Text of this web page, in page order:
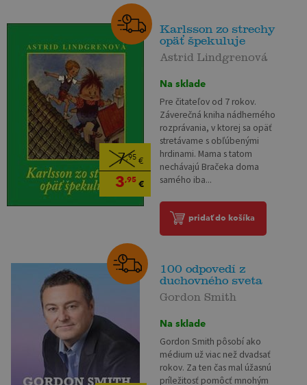
7,95€
3,95€
Karlsson zo strechy
opäť špekuluje
Astrid Lindgrenová
Na sklade
Pre čitateľov od 7 rokov.
Záverečná kniha nádherného
rozprávania, v ktorej sa opäť
stretávame s obľúbenými
hrdinami. Mama s tatom
nechávajú Bračeka doma
samého iba...
pridať do košíka
100 odpovedí z
duchovného sveta
Gordon Smith
Na sklade
Gordon Smith pôsobí ako
médium už viac než dvadsať
rokov. Za ten čas mal úžasnú
príležitosť pomôcť mnohým